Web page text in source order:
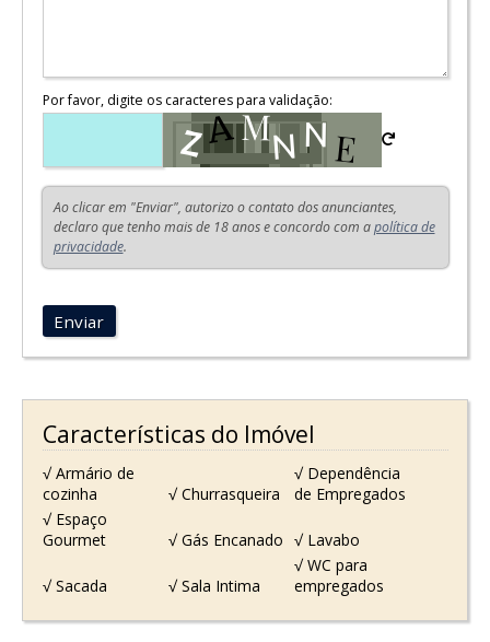
Por favor, digite os caracteres para validação:
Ao clicar em "Enviar", autorizo o contato dos anunciantes,
declaro que tenho mais de 18 anos e concordo com apolítica de
privacidade.
Enviar
Características do Imóvel
√ Armário de
cozinha
√ Churrasqueira
√ Dependência
de Empregados
√ Espaço
Gourmet
√ Gás Encanado √ Lavabo
√ Sacada √ Sala Intima
√ WC para
empregados